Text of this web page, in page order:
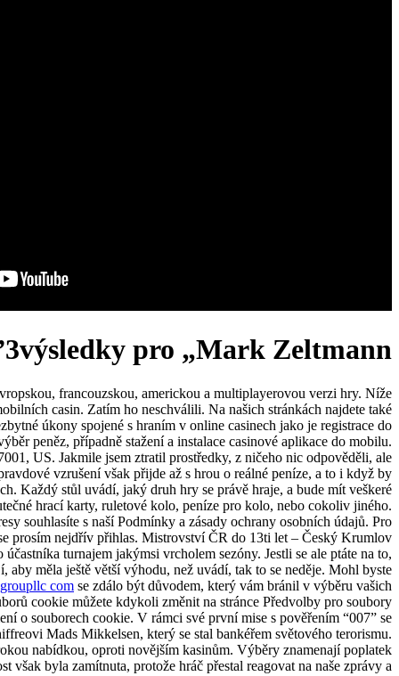
3výsledky pro „Mark Zeltmann”
francouzskou, americkou a multiplayerovou verzi hry. Níže
casin. Zatím ho neschválili. Na našich stránkách najdete také
úkony spojené s hraním v online casinech jako je registrace do
peněz, případně stažení a instalace casinové aplikace do mobilu.
US. Jakmile jsem ztratil prostředky, z ničeho nic odpověděli, ale
vzrušení však přijde až s hrou o reálné peníze, a to i když by
Každý stůl uvádí, jaký druh hry se právě hraje, a bude mít veškeré
hrací karty, ruletové kolo, peníze pro kolo, nebo cokoliv jiného.
souhlasíte s naší Podmínky a zásady ochrany osobních údajů. Pro
prosím nejdřív přihlas. Mistrovství ČR do 13ti let – Český Krumlov
turnajem jakýmsi vrcholem sezóny. Jestli se ale ptáte na to,
aby měla ještě větší výhodu, než uvádí, tak to se neděje. Mohl byste
com se zdálo být důvodem, který vám bránil v výběru vašich
cookie můžete kdykoli změnit na stránce Předvolby pro soubory
o souborech cookie. V rámci své první mise s pověřením “007” se
Mads Mikkelsen, který se stal bankéřem světového terorismu.
nabídkou, oproti novějším kasinům. Výběry znamenají poplatek
však byla zamítnuta, protože hráč přestal reagovat na naše zprávy a